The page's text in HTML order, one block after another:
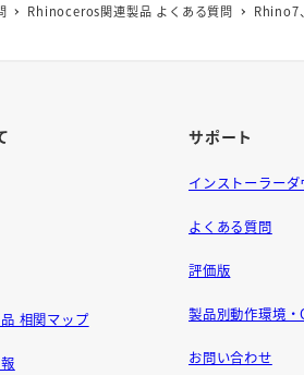
Rhinoceros関連製品 よくある質問 Rhino7
相関マップ
サポート
インストーラー
よくある質問
評価版
製品別動作環境・
お問い合わせ